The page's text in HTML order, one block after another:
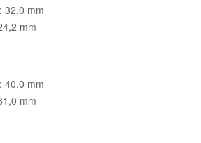
32,0 mm
mm
40,0 mm
mm